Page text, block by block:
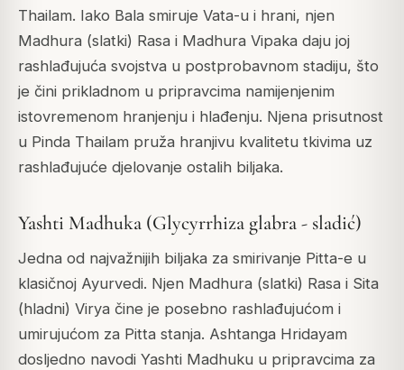
Thailam. Iako Bala smiruje Vata-u i hrani, njen
Madhura (slatki) Rasa i Madhura Vipaka daju joj
rashlađujuća svojstva u postprobavnom stadiju, što
je čini prikladnom u pripravcima namijenjenim
istovremenom hranjenju i hlađenju. Njena prisutnost
u Pinda Thailam pruža hranjivu kvalitetu tkivima uz
rashlađujuće djelovanje ostalih biljaka.
Yashti Madhuka (Glycyrrhiza glabra - sladić)
Jedna od najvažnijih biljaka za smirivanje Pitta-e u
klasičnoj Ayurvedi. Njen Madhura (slatki) Rasa i Sita
(hladni) Virya čine je posebno rashlađujućom i
umirujućom za Pitta stanja. Ashtanga Hridayam
dosljedno navodi Yashti Madhuku u pripravcima za